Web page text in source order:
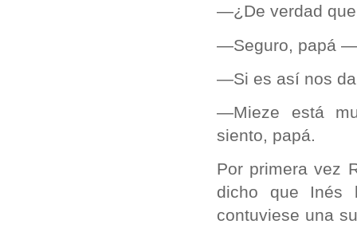
—¿De verdad
—Seguro, papá
—Si es así nos
—Mieze está
siento, papá.
Por primera vez
dicho que Inés
contuviese una